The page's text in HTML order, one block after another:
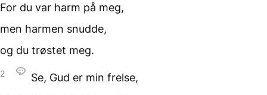
For du var harm på meg,
men harmen snudde,
og du trøstet meg.
2
Se, Gud er min frelse,